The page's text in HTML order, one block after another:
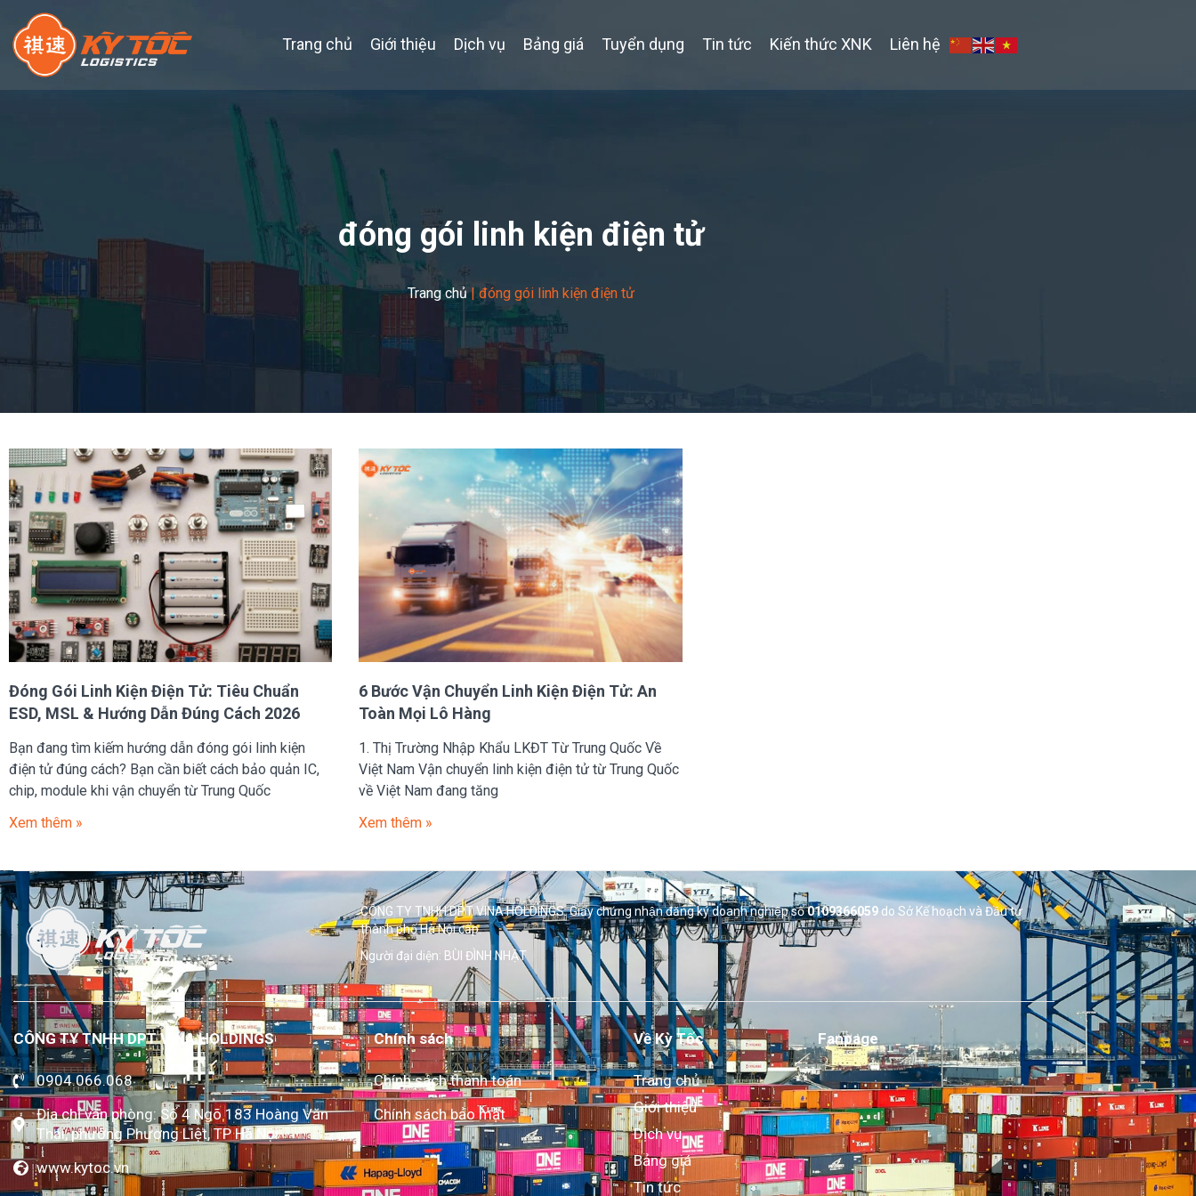
Trang chủ Giới thiệu Dịch vụ Bảng giá Tuyển dụng Tin tức Kiến thức XNK Liên hệ
đóng gói linh kiện điện tử
Trang chủ|đóng gói linh kiện điện tử
Đóng Gói Linh Kiện Điện Tử: Tiêu Chuẩn
ESD, MSL & Hướng Dẫn Đúng Cách 2026
Bạn đang tìm kiếm hướng dẫn đóng gói linh kiện
điện tử đúng cách? Bạn cần biết cách bảo quản IC,
chip, module khi vận chuyển từ Trung Quốc
Xem thêm »
6 Bước Vận Chuyển Linh Kiện Điện Tử: An
Toàn Mọi Lô Hàng
1. Thị Trường Nhập Khẩu LKĐT Từ Trung Quốc Về
Việt Nam Vận chuyển linh kiện điện tử từ Trung Quốc
về Việt Nam đang tăng
Xem thêm »
CÔNG TY TNHH DPT VINA HOLDINGS. Giấy chứng nhận đăng ký doanh nghiệp số0109366059do Sở Kế hoạch và Đầu tư
thành phố Hà Nội cấp.
Người đại diện: BÙI ĐÌNH NHẬT
CÔNG TY TNHH DPT VINA HOLDINGS
0904.066.068
Địa chỉ văn phòng: Số 4 Ngõ 183 Hoàng Văn
Thái, phường Phương Liệt, TP Hà Nội
www.kytoc.vn
Chính sách
Chính sách thanh toán
Chính sách bảo mật
Về Kỳ Tốc
Trang chủ
Giới thiệu
Dịch vụ
Bảng giá
Tin tức
Fanpage